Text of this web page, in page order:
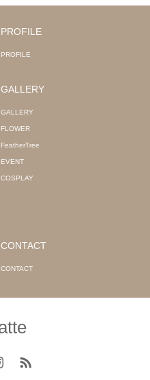
PROFILE
PROFILE
GALLERY
GALLERY
FLOWER
FeatherTree
EVENT
COSPLAY
CONTACT
CONTACT